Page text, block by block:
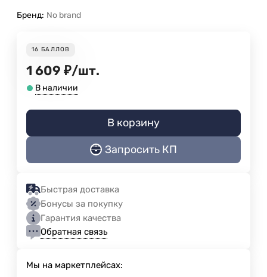
Бренд: No brand
16 БАЛЛОВ
1 609 ₽/шт.
В наличии
В корзину
Запросить КП
Быстрая доставка
Бонусы за покупку
Гарантия качества
Обратная связь
Мы на маркетплейсах: